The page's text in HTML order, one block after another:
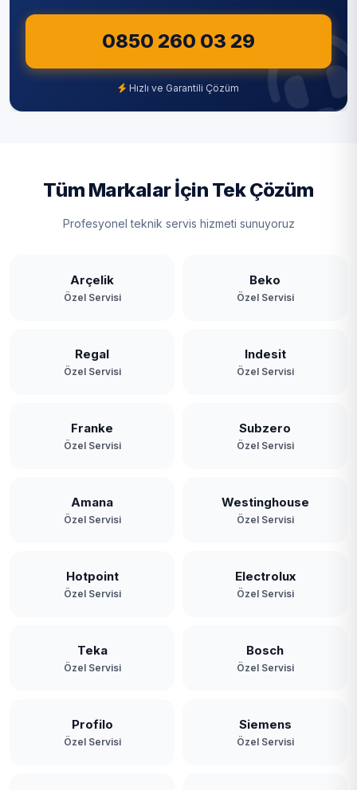
0850 260 03 29
Hızlı ve Garantili Çözüm
Tüm Markalar İçin Tek Çözüm
Profesyonel teknik servis hizmeti sunuyoruz
Arçelik
Özel Servisi
Beko
Özel Servisi
Regal
Özel Servisi
Indesit
Özel Servisi
Franke
Özel Servisi
Subzero
Özel Servisi
Amana
Özel Servisi
Westinghouse
Özel Servisi
Hotpoint
Özel Servisi
Electrolux
Özel Servisi
Teka
Özel Servisi
Bosch
Özel Servisi
Profilo
Özel Servisi
Siemens
Özel Servisi